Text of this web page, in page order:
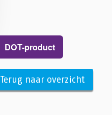
DOT-product
Terug naar overzicht